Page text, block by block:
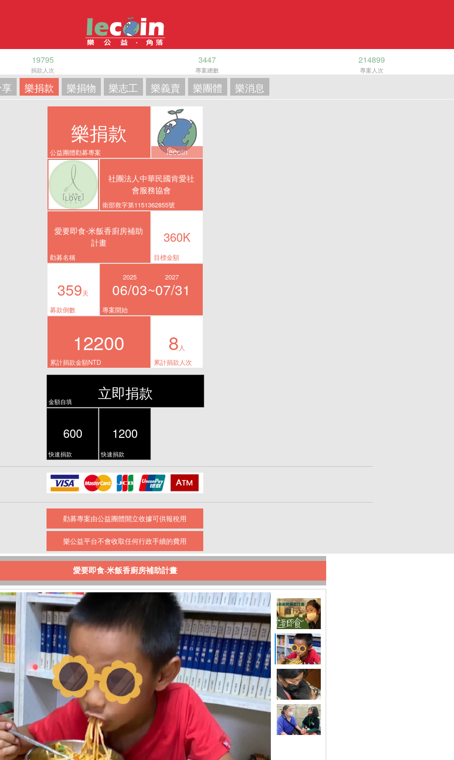
19795
捐款人次
3447
專案總數
214899
專案人次
樂捐款 樂捐物 樂志工 樂義賣 樂團體 樂消息
樂捐款
公益團體勸募專案 lecoin
社團法人中華民國肯愛社
會服務協會
衛部救字第1151362855號
愛要即食-米飯香廚房補助
計畫
勸募名稱
360K
目標金額
359天
募款倒數
2025
06/03~
2027
07/31
專案開始
12200
累計捐款金額NTD
8人
累計捐款人次
立即捐款
金額自填
600
快速捐款
1200
快速捐款
勸募專案由公益團體開立收據可供報稅用
樂公益平台不會收取任何行政手續的費用
愛要即食-米飯香廚房補助計畫